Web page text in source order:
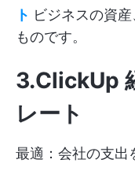
ト ビジネスの資
ものです。
3.ClickUp
レート
最適：会社の支出